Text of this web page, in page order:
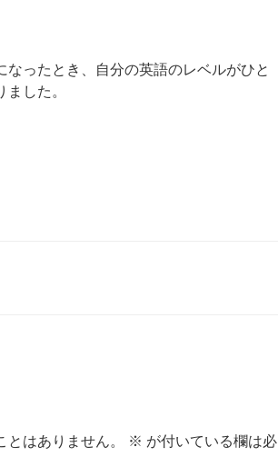
ったとき、自分の英語のレベルがひと
した。
はありません。 ※ が付いている欄は必